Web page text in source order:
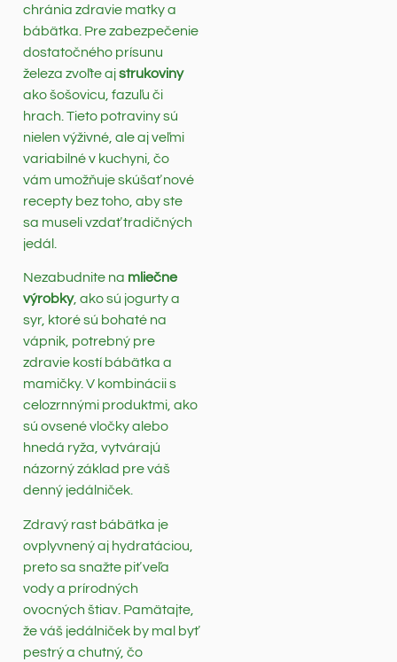
chránia zdravie matky a
bábätka. Pre zabezpečenie
dostatočného prísunu
železa zvoľte ajstrukoviny
ako šošovicu, fazuľu či
hrach. Tieto potraviny sú
nielen výživné, ale aj veľmi
variabilné v kuchyni, čo
vám umožňuje skúšať nové
recepty bez toho, aby ste
sa museli vzdať tradičných
jedál.
Nezabudnite na mliečne
výrobky, ako sú jogurty a
syr, ktoré sú bohaté na
vápnik, potrebný pre
zdravie kostí bábätka a
mamičky. V kombinácii s
celozrnnými produktmi, ako
sú ovsené vločky alebo
hnedá ryža, vytvárajú
názorný základ pre váš
denný jedálniček.
Zdravý rast bábätka je
ovplyvnený aj hydratáciou,
preto sa snažte piť veľa
vody a prírodných
ovocných štiav. Pamätajte,
že váš jedálniček by mal byť
pestrý a chutný, čo